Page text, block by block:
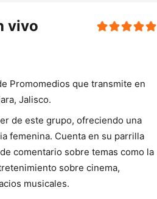
vivo
Promomedios que transmite en
Jalisco.
de este grupo, ofreciendo una
femenina. Cuenta en su parrilla
comentario sobre temas como la
sobre cinema,
musicales.